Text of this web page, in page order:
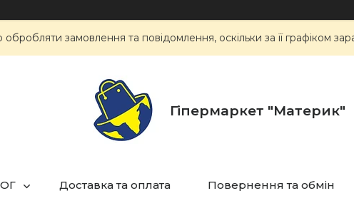
замовлення та повідомлення, оскільки за її графіком
Гіпермаркет "Материк"
Доставка та оплата Повернення та обмін